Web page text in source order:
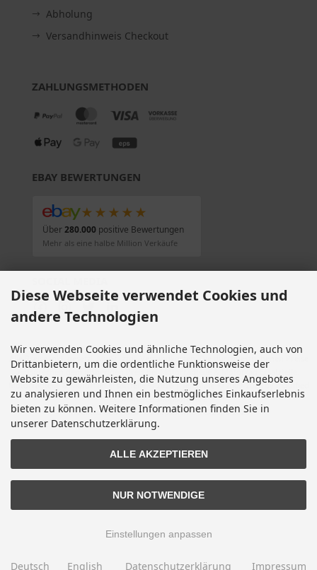
Abholung
Versandhinweis Checkout
ZAHLUNGSMETHODEN
EBAY BEWERTUNGEN
★★★★★
Über280.000positive Bewertungen
Mehr als eine halbe Million Verkäufe
Alle Preise inkl. gesetzl. MwSt. zzgl. Versandkosten . Die durchgestrichenen Preise
entsprechen dem bisherigen Preis bei Motorradteile & Motorrad Ersatzteile.
Motorradteile & Motorrad Ersatzteile © 2026 | Template © 2009-2026 by modified
eCommerce Shopsoftware
modified eCommerce Shopsoftware © 2009-2026
Diese Webseite verwendet Cookies und
andere Technologien
Wir verwenden Cookies und ähnliche Technologien, auch von
Drittanbietern, um die ordentliche Funktionsweise der
Website zu gewährleisten, die Nutzung unseres Angebotes
zu analysieren und Ihnen ein bestmögliches Einkaufserlebnis
bieten zu können. Weitere Informationen finden Sie in
unserer Datenschutzerklärung.
ALLE AKZEPTIEREN
NUR NOTWENDIGE
Einstellungen anpassen
Deutsch English Datenschutzerklärung Impressum